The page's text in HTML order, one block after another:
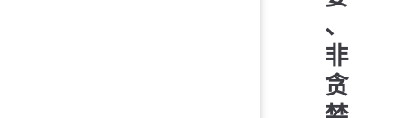
、
非
贪